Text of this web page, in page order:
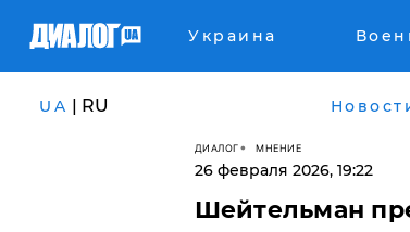
Украина
UA | RU
ДИАЛОГ МНЕНИЕ
26 февраля 2026, 19:22
Шейтельман